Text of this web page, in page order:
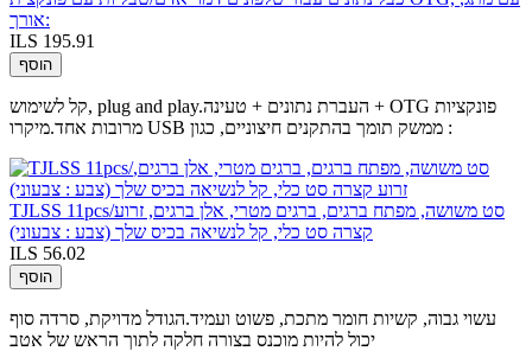
אורך:
ILS 195.91
הוסף
קל לשימוש, plug and play.העברת נתונים + טעינה + OTG פונקציות
מרובות אחד.מיקרו USB ממשק תומך בהתקנים חיצוניים, כגון :
TJLSS 11pcs/סט משושה, מפתח ברגים, ברגים מטרי, אלן ברגים, זרוע
קצרה סט כלי, קל לנשיאה בכיס שלך (צבע : צבעוני)
ILS 56.02
הוסף
עשוי גבוה, קשיות חומר מתכת, פשוט ועמיד.הגודל מדויקת, סרדה סוף
יכול להיות מוכנס בצורה חלקה לתוך הראש של אטב